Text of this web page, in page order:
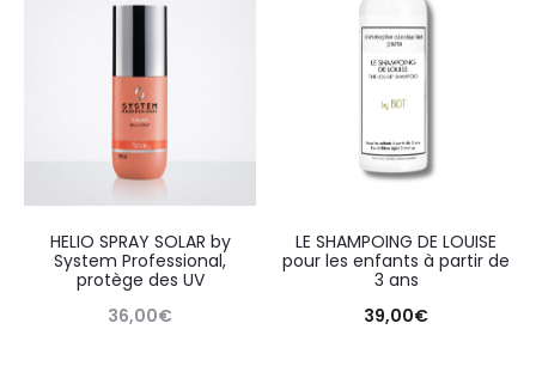
HELIO SPRAY SOLAR by
System Professional,
protège des UV
36,00€
LE SHAMPOING DE LOUISE
pour les enfants à partir de
3 ans
39,00€